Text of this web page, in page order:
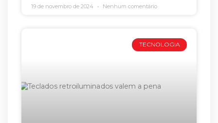
19 de novembro de 2024 Nenhum comentário
TECNOLOGIA